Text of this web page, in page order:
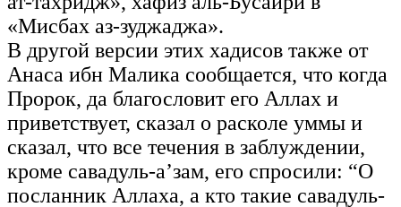
«Мисбах аз-зуджаджа».
В другой версии этих хадисов также от
Анаса ибн Малика сообщается, что когда
Пророк, да благословит его Аллах и
приветствует, сказал о расколе уммы и
сказал, что все течения в заблуждении,
кроме савадуль-а’зам, его спросили: “О
посланник Аллаха, а кто такие савадуль-